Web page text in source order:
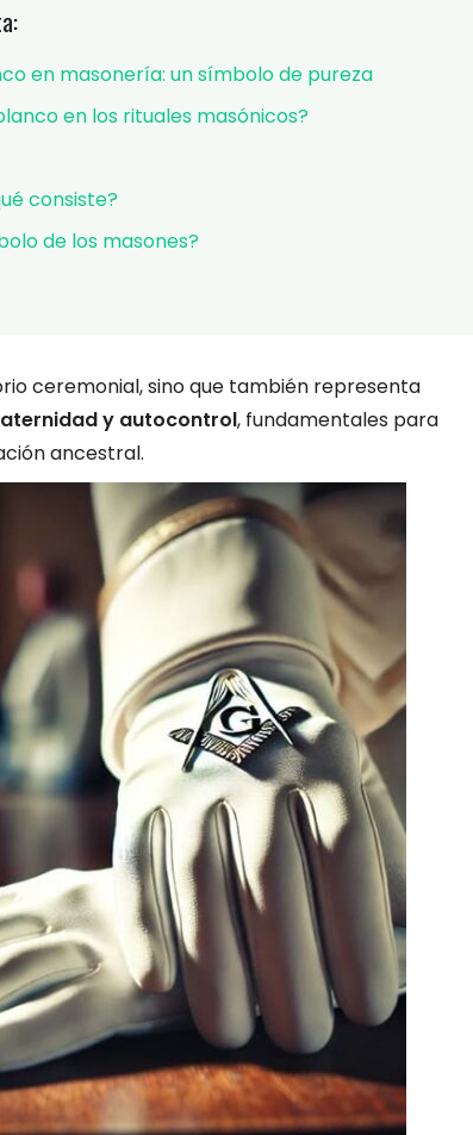
en masonería: un símbolo de pureza
en los rituales masónicos?
consiste?
de los masones?
ceremonial, sino que también representa
y autocontrol, fundamentales para
ancestral.